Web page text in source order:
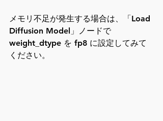
メモリ不足が発生する場合は、「Load
Diffusion Model」ノードで
weight_dtype を fp8 に設定してみて
ください。